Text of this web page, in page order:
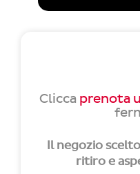
Clicca prenota
Il negozio
ritiro e